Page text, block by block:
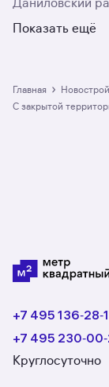
Даниловский
Показать ещё
Главная ›
с закрытой
+7 495
+7 495
Круглосуточно